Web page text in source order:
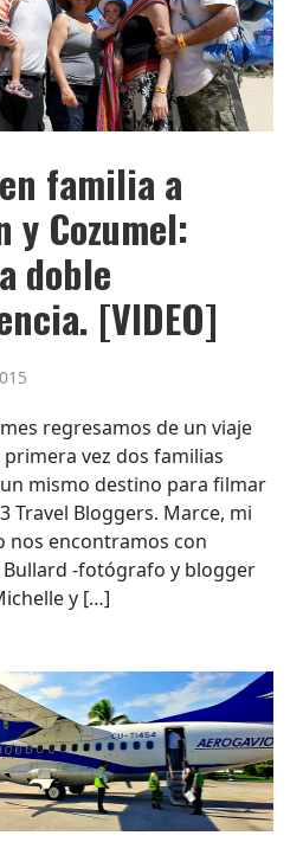
familia a
y Cozumel:
doble
[VIDEO]
regresamos de un viaje
vez dos familias
mismo destino para filmar
Travel Bloggers. Marce, mi
nos encontramos con
-fotógrafo y blogger
y […]